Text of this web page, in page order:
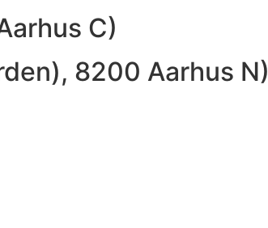
C)
8200 Aarhus N)